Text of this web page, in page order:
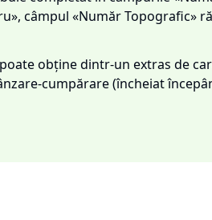
câmpul «Număr Topografic»
obține dintr-un extras de
cumpărare (încheiat